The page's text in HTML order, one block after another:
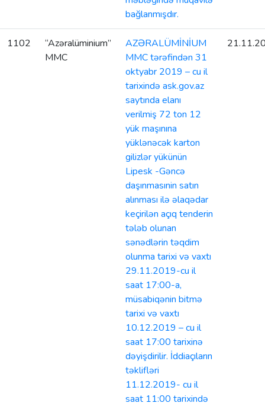
bağlanmışdır.
1102
“Azəralüminium”
MMC
AZƏRALÜMİNİUM
MMC tərəfindən 31
oktyabr 2019 – cu il
tarixində ask.gov.az
saytında elanı
verilmiş 72 ton 12
yük maşınına
yüklənəcək karton
gilizlər yükünün
Lipesk -Gəncə
daşınmasınin satın
alınması ilə əlaqədar
keçirilən açıq tenderin
tələb olunan
sənədlərin təqdim
olunma tarixi və vaxtı
29.11.2019-cu il
saat 17:00-a,
müsabiqənin bitmə
tarixi və vaxtı
10.12.2019 – cu il
saat 17:00 tarixinə
dəyişdirilir. İddiaçıların
təklifləri
11.12.2019- cu il
saat 11:00 tarixində